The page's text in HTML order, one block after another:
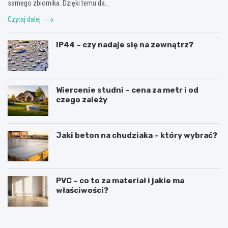
samego zbiornika. Dzięki temu da…
Czytaj dalej
IP44 – czy nadaje się na zewnątrz?
Wiercenie studni – cena za metr i od
czego zależy
Jaki beton na chudziaka – który wybrać?
PVC – co to za materiał i jakie ma
właściwości?
R
L